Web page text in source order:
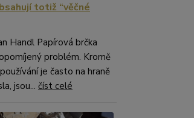
totiž “věčné
Handl Papírová brčka
problém. Kromě
je často na hraně
jsou... číst celé